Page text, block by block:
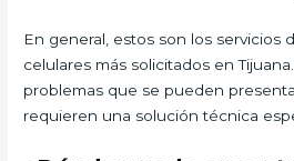
En general, estos son los servicios
celulares más solicitados en
problemas que se pueden
requieren una solución técnica